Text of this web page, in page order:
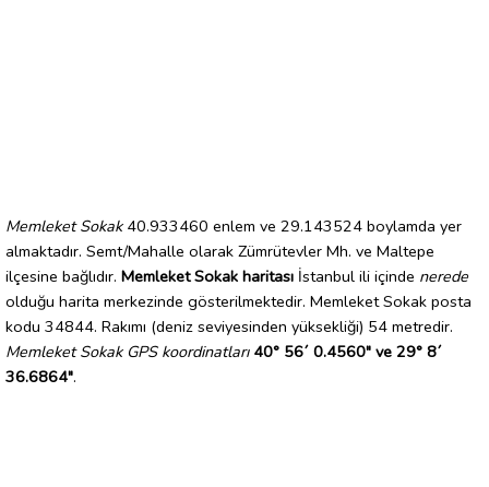
Memleket Sokak40.933460 enlem ve 29.143524 boylamda yer
almaktadır. Semt/Mahalle olarak Zümrütevler Mh. ve Maltepe
ilçesine bağlıdır. Memleket Sokak haritası İstanbul ili içinde nerede
olduğu harita merkezinde gösterilmektedir. Memleket Sokak posta
kodu 34844. Rakımı (deniz seviyesinden yüksekliği) 54 metredir.
Memleket Sokak GPS koordinatları 40° 56´ 0.4560" ve 29° 8´
36.6864".